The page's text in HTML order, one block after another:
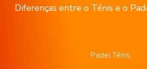
Diferenças entre o Ténis e o
Padel Ténis